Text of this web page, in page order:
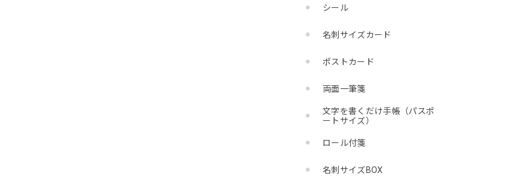
シール
名刺サイズカード
ポストカード
両面一筆箋
文字を書くだけ手帳（パスポ
ートサイズ）
ロール付箋
名刺サイズBOX